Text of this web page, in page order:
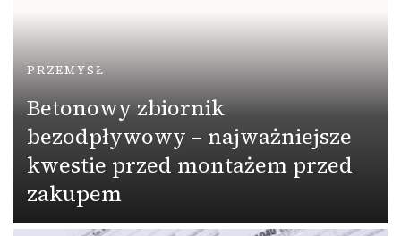
PRZEMYSŁ
Betonowy zbiornik
bezodpływowy – najważniejsze
kwestie przed montażem przed
zakupem